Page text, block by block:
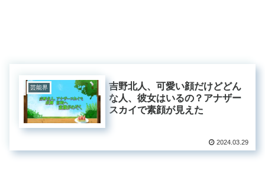
芸能界
吉野北人、可愛い顔だけどどん
な人、彼女はいるの？アナザー
スカイで素顔が見えた
2024.03.29